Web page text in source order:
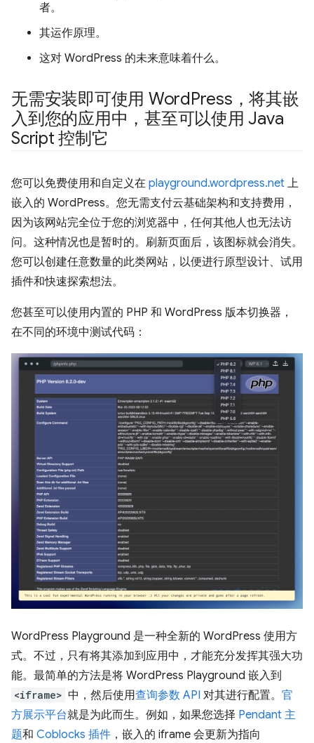
者。
其运作原理。
这对 WordPress 的未来意味着什么。
无需安装即可使用 WordPress，将其嵌
入到您的应用中，甚至可以使用 Java
Script 控制它
您可以免费使用和自定义在 playground.wordpress.net 上
嵌入的 WordPress。您无需支付云基础架构和支持费用，
因为该网站完全位于您的浏览器中，任何其他人也无法访
问。这种情况也是暂时的。刷新页面后，该图标就会消失。
您可以创建任意数量的此类网站，以便进行原型设计、试用
插件和快速探索想法。
您甚至可以使用内置的 PHP 和 WordPress 版本切换器，
在不同的环境中测试代码：
WordPress Playground 是一种全新的 WordPress 使用方
式。不过，只有将其添加到应用中，才能充分发挥其强大功
能。最简单的方法是将 WordPress Playground 嵌入到
<iframe> 中，然后使用查询参数 API 对其进行配置。 官
方展示平台就是为此而生。例如，如果您选择 Pendant 主
题和 Coblocks 插件 ，嵌入的 iframe 会更新为指向